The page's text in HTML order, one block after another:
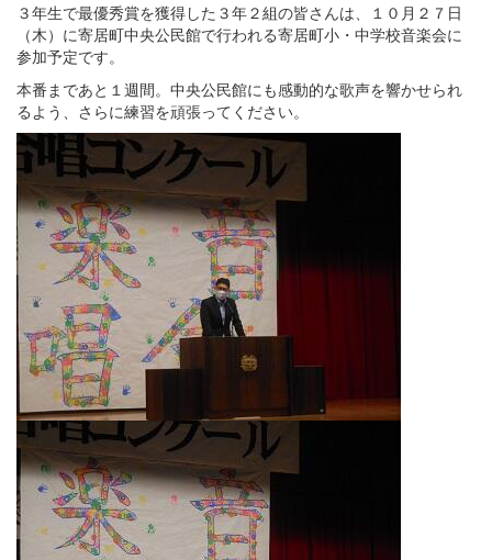
３年生で最優秀賞を獲得した３年２組の皆さんは、１０月２７日
（木）に寄居町中央公民館で行われる寄居町小・中学校音楽会に
参加予定です。
本番まであと１週間。中央公民館にも感動的な歌声を響かせられ
るよう、さらに練習を頑張ってください。